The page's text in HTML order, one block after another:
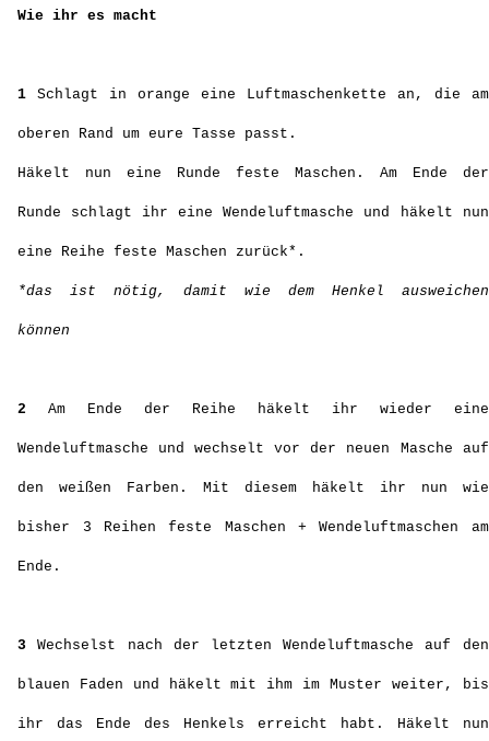
Wie ihr es macht
1 Schlagt in orange eine Luftmaschenkette an, die am
oberen Rand um eure Tasse passt.
Häkelt nun eine Runde feste Maschen. Am Ende der
Runde schlagt ihr eine Wendeluftmasche und häkelt nun
eine Reihe feste Maschen zurück*.
*das ist nötig, damit wie dem Henkel ausweichen
können
2 Am Ende der Reihe häkelt ihr wieder eine
Wendeluftmasche und wechselt vor der neuen Masche auf
den weißen Farben. Mit diesem häkelt ihr nun wie
bisher 3 Reihen feste Maschen + Wendeluftmaschen am
Ende.
3 Wechselst nach der letzten Wendeluftmasche auf den
blauen Faden und häkelt mit ihm im Muster weiter, bis
ihr das Ende des Henkels erreicht habt. Häkelt nun